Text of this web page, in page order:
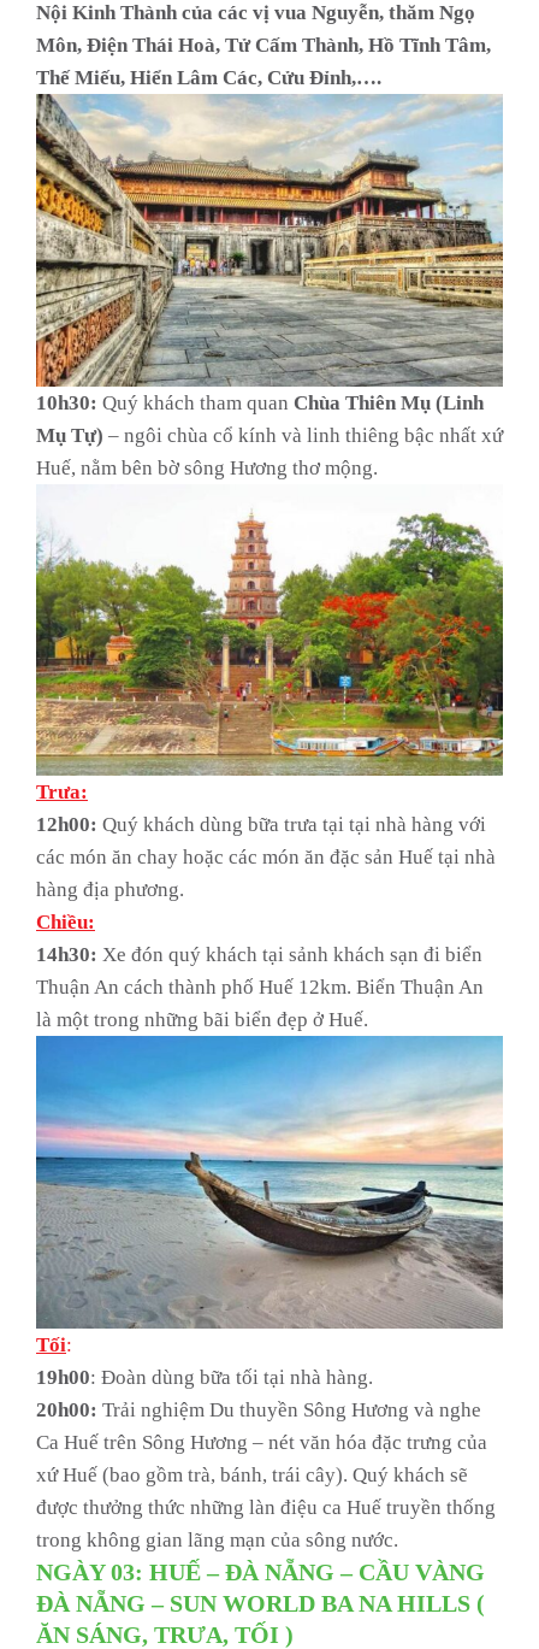
Nội Kinh Thành của các vị vua Nguyễn, thăm Ngọ
Môn, Điện Thái Hoà, Tử Cấm Thành, Hồ Tĩnh Tâm,
Thế Miếu, Hiển Lâm Các, Cửu Đỉnh,….
10h30: Quý khách tham quan Chùa Thiên Mụ (Linh
Mụ Tự) – ngôi chùa cổ kính và linh thiêng bậc nhất xứ
Huế, nằm bên bờ sông Hương thơ mộng.
Trưa:
12h00: Quý khách dùng bữa trưa tại tại nhà hàng với
các món ăn chay hoặc các món ăn đặc sản Huế tại nhà
hàng địa phương.
Chiều:
14h30: Xe đón quý khách tại sảnh khách sạn đi biển
Thuận An cách thành phố Huế 12km. Biển Thuận An
là một trong những bãi biển đẹp ở Huế.
Tối:
19h00: Đoàn dùng bữa tối tại nhà hàng.
20h00: Trải nghiệm Du thuyền Sông Hương và nghe
Ca Huế trên Sông Hương – nét văn hóa đặc trưng của
xứ Huế (bao gồm trà, bánh, trái cây). Quý khách sẽ
được thưởng thức những làn điệu ca Huế truyền thống
trong không gian lãng mạn của sông nước.
NGÀY 03: HUẾ – ĐÀ NẴNG – CẦU VÀNG
ĐÀ NẴNG – SUN WORLD BA NA HILLS (
ĂN SÁNG, TRƯA, TỐI )